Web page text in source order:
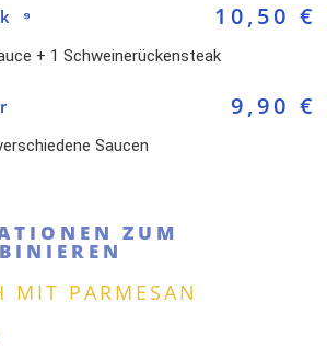
⁹ 10,50 €
+ 1 Schweinerückensteak
9,90 €
Saucen
ZUM
MIT PARMESAN